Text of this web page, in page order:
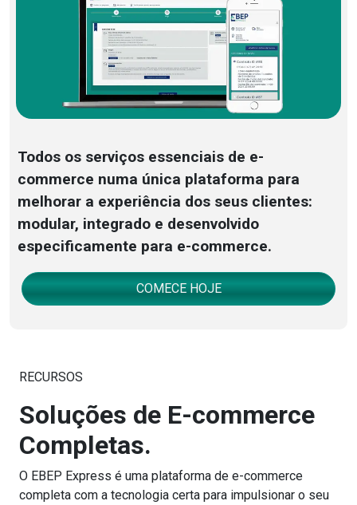
Todos os serviços essenciais de e-
commerce numa única plataforma para
melhorar a experiência dos seus clientes:
modular, integrado e desenvolvido
especificamente para e-commerce.
COMECE HOJE
RECURSOS
Soluções de E-commerce
Completas.
O EBEP Express é uma plataforma de e-commerce
completa com a tecnologia certa para impulsionar o seu